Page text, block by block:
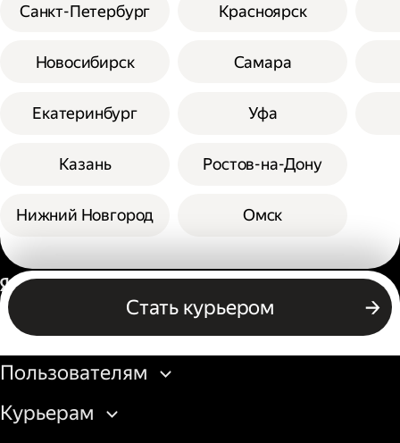
Санкт-Петербург
Новосибирск
Екатеринбург
Казань
Нижний Новгород
Красноярск
Самара
Уфа
Ростов-на-Дону
Омск
Стать курьером
Россия
Бизнесу
Пользователям
Курьерам